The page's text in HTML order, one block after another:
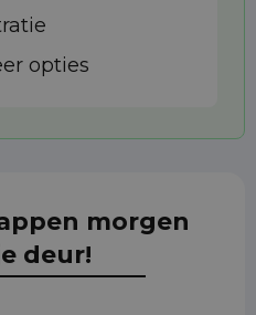
opties
morgen
deur!